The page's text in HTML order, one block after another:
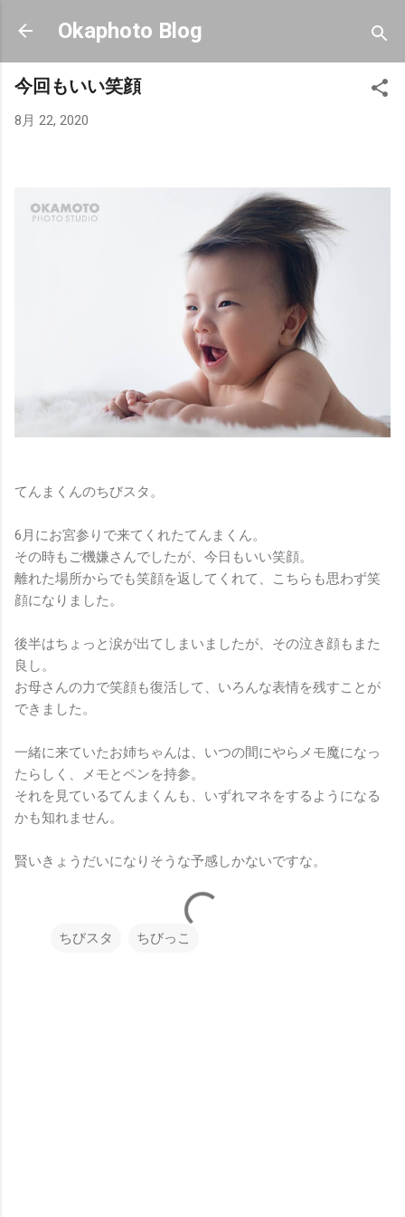
スキップしてメイン コンテンツに移動
Okaphoto Blog
今回もいい笑顔
8月 22, 2020
てんまくんのちびスタ。
6月にお宮参りで来てくれたてんまくん。
その時もご機嫌さんでしたが、今日もいい笑顔。
離れた場所からでも笑顔を返してくれて、こちらも思わず笑
顔になりました。
後半はちょっと涙が出てしまいましたが、その泣き顔もまた
良し。
お母さんの力で笑顔も復活して、いろんな表情を残すことが
できました。
一緒に来ていたお姉ちゃんは、いつの間にやらメモ魔になっ
たらしく、メモとペンを持参。
それを見ているてんまくんも、いずれマネをするようになる
かも知れません。
賢いきょうだいになりそうな予感しかないですな。
ちびスタ ちびっこ